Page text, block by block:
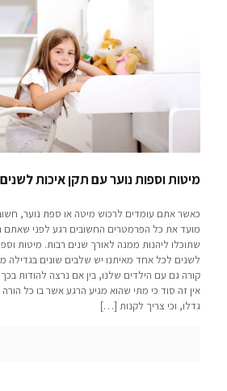
מיטות וספות נוער עם תקן איכות לשנים
כאשר אתם עומדים לרכוש מיטה או ספת נוער,
מועד את כל הפרמטרים החשובים רגע לפני שאתם
שתוכלו ליהנות ממנה לאורך שנים רבות. מיטות
לשנים לכל אחד מאיתנו יש שלבים שונים בגדילה
קורה גם עם הילדים שלנו, בין אם נרצה להודות
אין זה סוד כי מתי שהוא מגיע הרגע אשר בו כל הורה
גדלו, וכי צריך לקנות […]